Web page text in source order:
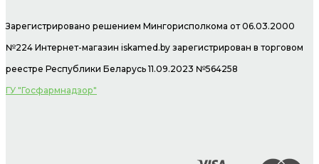
Зарегистрировано решением Мингорисполкома от 06.03.2000
№224 Интернет-магазин iskamed.by зарегистрирован в торговом
реестре Республики Беларусь 11.09.2023 №564258
ГУ "Госфармнадзор"